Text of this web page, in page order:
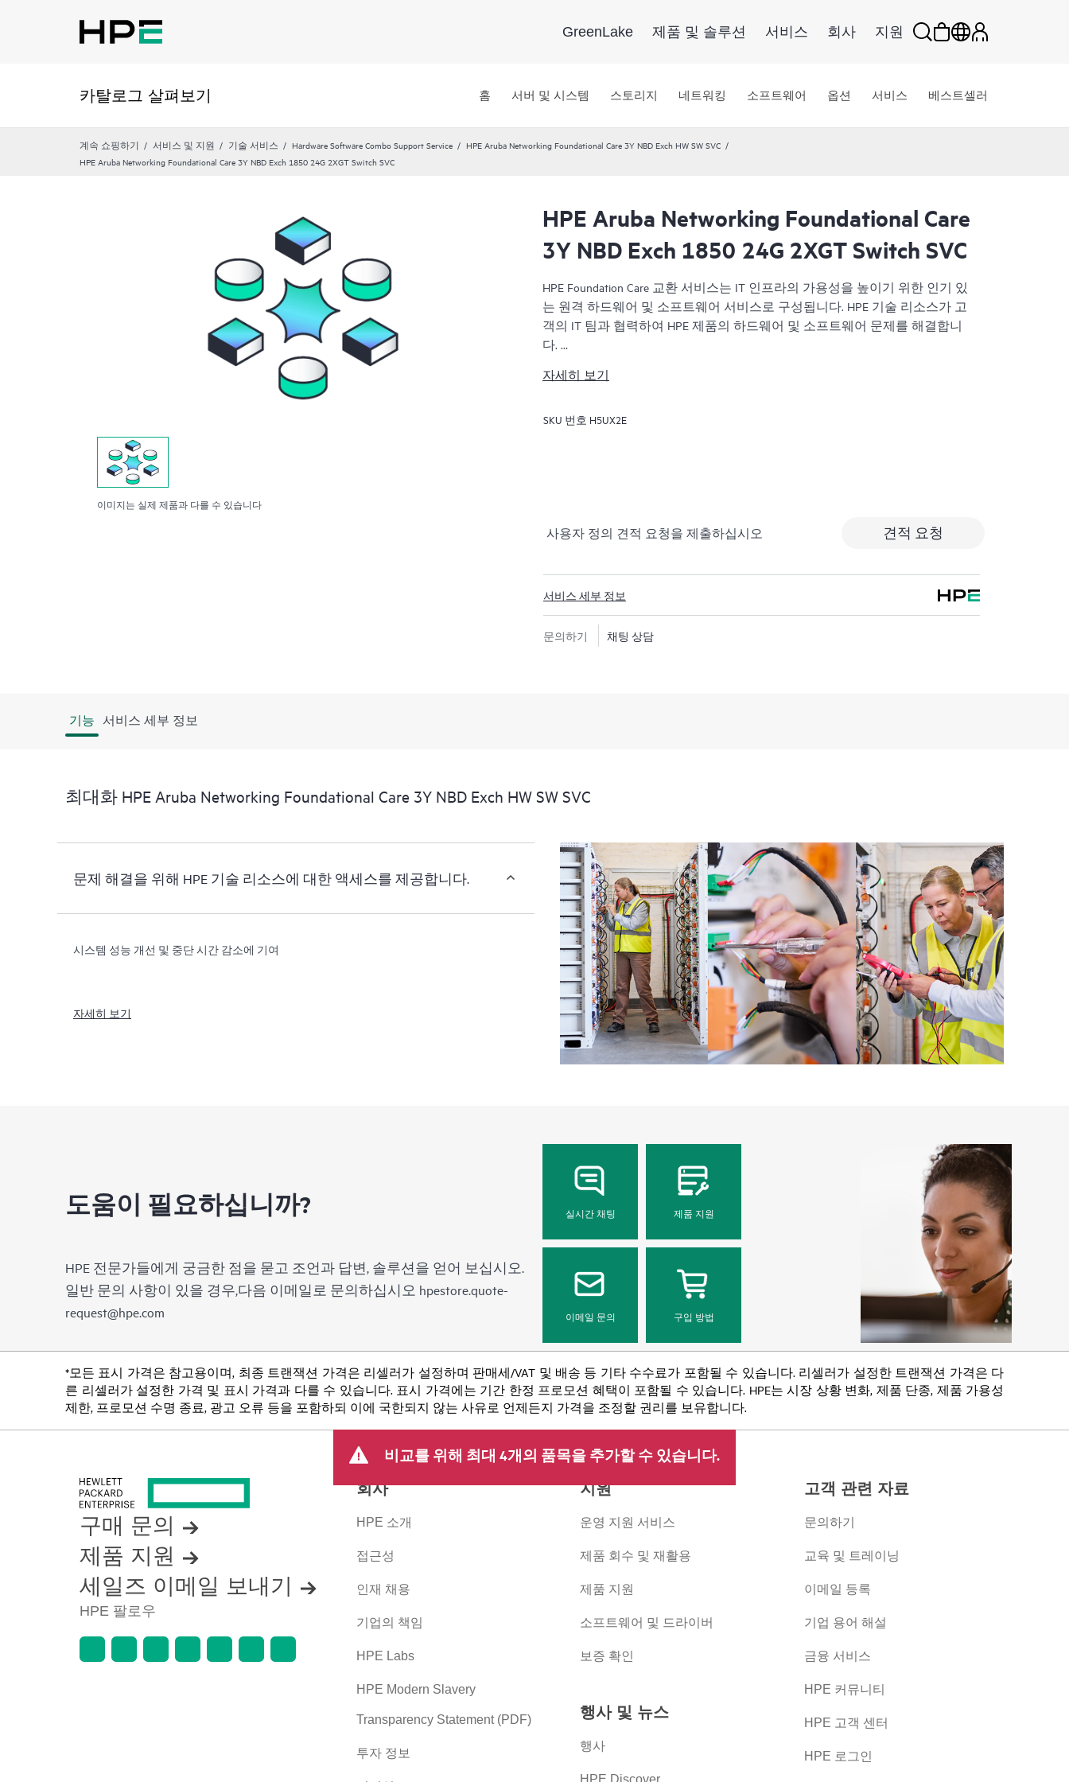
GreenLake 제품 및 솔루션 서비스 회사 지원
카탈로그 살펴보기 홈 서버 및 시스템 스토리지 네트워킹 소프트웨어 옵션 서비스 베스트셀러
계속 쇼핑하기 서비스 및 지원 기술 서비스 Hardware Software Combo Support Service
HPE Aruba Networking Foundational Care 3Y NBD Exch HW SW SVC
HPE Aruba Networking Foundational Care 3Y NBD Exch 1850 24G 2XGT Switch SVC
이미지는 실제 제품과 다를 수 있습니다
HPE Aruba Networking Foundational Care
3Y NBD Exch 1850 24G 2XGT Switch SVC
HPE Foundation Care 교환 서비스는 IT 인프라의 가용성을 높이기 위한 인기 있
는 원격 하드웨어 및 소프트웨어 서비스로 구성됩니다. HPE 기술 리소스가 고
객의 IT 팀과 협력하여 HPE 제품의 하드웨어 및 소프트웨어 문제를 해결합니
다.
하드웨어 교환 서비스는 해당 HPE 제품에 대해 안정적이고 빠른 교환 서비스
복원할 수 있는 제품을 대상으로 진행되는 HPE Foundation Care 교환 서비스는
웨어 업데이트 및 패치에 대한 액세스를 제공합니다. 고객은 소프트웨어 및 참
조 설명서에 대한 업데이트는 준비되는 대로 즉시 액세스할 수 있습니다.
또한 HPE Foundation Care 교환 서비스에서는 관련 제품 및 지원 정보에 대한
온라인 액세스도 제공하므로, 고객사의 IT 직원 중 누구라도 필수 상용 정보를
자세히 보기
SKU 번호 H5UX2E
사용자 정의 견적 요청을 제출하십시오 견적 요청
서비스 세부 정보
문의하기 채팅 상담
기능 서비스 세부 정보
최대화 HPE Aruba Networking Foundational Care 3Y NBD Exch HW SW SVC
문제 해결을 위해 HPE 기술 리소스에 대한 액세스를 제공합니다.
시스템 성능 개선 및 중단 시간 감소에 기여
자세히 보기
도움이 필요하십니까?
HPE 전문가들에게 궁금한 점을 묻고 조언과 답변, 솔루션을 얻어 보십시오.
일반 문의 사항이 있을 경우,다음 이메일로 문의하십시오 hpestore.quote-
request@hpe.com
실시간 채팅 제품 지원
이메일 문의 구입 방법
*모든 표시 가격은 참고용이며, 최종 트랜잭션 가격은 리셀러가 설정하며 판매세/VAT 및 배송 등 기타 수수료가 포함될 수 있습니다. 리셀러가 설정한 트랜잭션 가격은 다
른 리셀러가 설정한 가격 및 표시 가격과 다를 수 있습니다. 표시 가격에는 기간 한정 프로모션 혜택이 포함될 수 있습니다. HPE는 시장 상황 변화, 제품 단종, 제품 가용성
제한, 프로모션 수명 종료, 광고 오류 등을 포함하되 이에 국한되지 않는 사유로 언제든지 가격을 조정할 권리를 보유합니다.
비교를 위해 최대 4개의 품목을 추가할 수 있습니다.
구매 문의
제품 지원
세일즈 이메일 보내기
HPE 팔로우
회사
HPE 소개
접근성
인재 채용
기업의 책임
HPE Labs
HPE Modern Slavery
Transparency Statement (PDF)
투자 정보
지원
운영 지원 서비스
제품 회수 및 재활용
제품 지원
소프트웨어 및 드라이버
보증 확인
행사 및 뉴스
행사
고객 관련 자료
문의하기
교육 및 트레이닝
이메일 등록
기업 용어 해설
금융 서비스
HPE 커뮤니티
HPE 고객 센터
HPE 로그인